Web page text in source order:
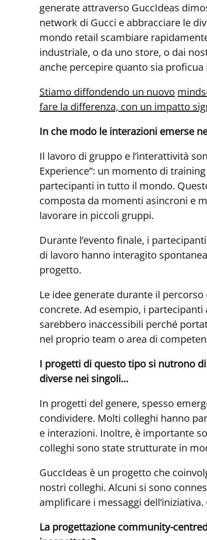
generate attraverso GuccIdeas
network di Gucci e abbracciare le
mondo retail scambiare
industriale, o da uno store, o dai
anche percepire quanto sia
Stiamo diffondendo un nuovo
fare la differenza, con un impatto
In che modo le interazioni emerse
Il lavoro di gruppo e l’interattività
Experience”: un momento di
partecipanti in tutto il mondo.
composta da momenti asincroni e
lavorare in piccoli gruppi.
Durante l’evento finale, i
di lavoro hanno interagito
progetto.
Le idee generate durante il
concrete. Ad esempio, i
sarebbero inaccessibili perché
nel proprio team o area di
I progetti di questo tipo si nutrono
diverse nei singoli…
In progetti del genere, spesso
condividere. Molti colleghi hanno
e interazioni. Inoltre, è importante
colleghi sono state strutturate in
GuccIdeas è un progetto che
nostri colleghi. Alcuni si sono
amplificare i messaggi
La progettazione community-